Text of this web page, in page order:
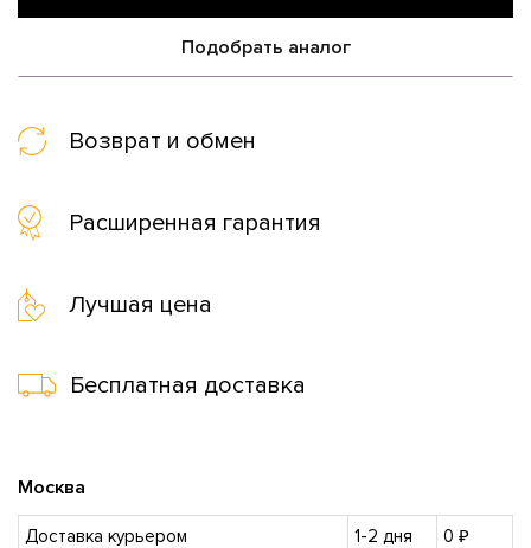
Подобрать аналог
Возврат и обмен
Расширенная гарантия
Лучшая цена
Бесплатная доставка
Москва
Доставка курьером 1-2 дня
0 ₽